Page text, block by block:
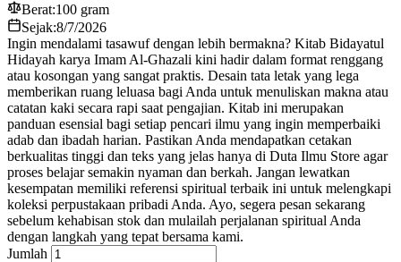
Berat:100 gram
Sejak:8/7/2026
Ingin mendalami tasawuf dengan lebih bermakna? Kitab Bidayatul
Hidayah karya Imam Al-Ghazali kini hadir dalam format renggang
atau kosongan yang sangat praktis. Desain tata letak yang lega
memberikan ruang leluasa bagi Anda untuk menuliskan makna atau
catatan kaki secara rapi saat pengajian. Kitab ini merupakan
panduan esensial bagi setiap pencari ilmu yang ingin memperbaiki
adab dan ibadah harian. Pastikan Anda mendapatkan cetakan
berkualitas tinggi dan teks yang jelas hanya di Duta Ilmu Store agar
proses belajar semakin nyaman dan berkah. Jangan lewatkan
kesempatan memiliki referensi spiritual terbaik ini untuk melengkapi
koleksi perpustakaan pribadi Anda. Ayo, segera pesan sekarang
sebelum kehabisan stok dan mulailah perjalanan spiritual Anda
dengan langkah yang tepat bersama kami.
Jumlah